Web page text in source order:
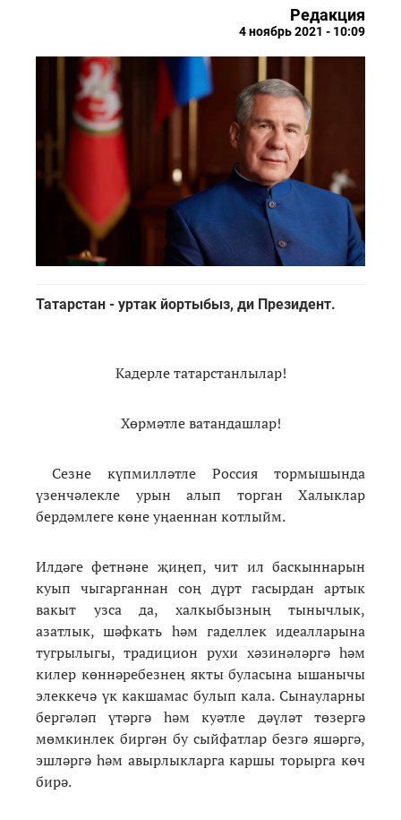
Редакция
4 ноябрь 2021 - 10:09
Татарстан - уртак йортыбыз, ди Президент.
Кадерле татарстанлылар!
Хөрмәтле ватандашлар!
Сезне күпмилләтле Россия тормышында
үзенчәлекле урын алып торган Халыклар
бердәмлеге көне уңаеннан котлыйм.
Илдәге фетнәне җиңеп, чит ил баскыннарын
куып чыгарганнан соң дүрт гасырдан артык
вакыт узса да, халкыбызның тынычлык,
азатлык, шәфкать һәм гаделлек идеалларына
тугрылыгы, традицион рухи хәзинәләргә һәм
килер көннәребезнең якты буласына ышанычы
элеккечә үк какшамас булып кала. Сынауларны
бергәләп үтәргә һәм куәтле дәүләт төзергә
мөмкинлек биргән бу сыйфатлар безгә яшәргә,
эшләргә һәм авырлыкларга каршы торырга көч
бирә.